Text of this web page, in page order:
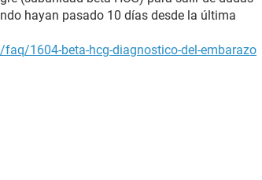
hayan pasado 10 días desde la última
1604-beta-hcg-diagnostico-del-embarazo